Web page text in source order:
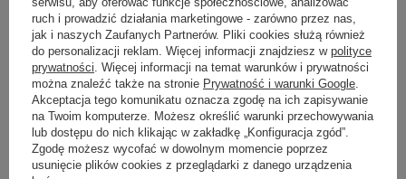
Napisz swoją opinię
Twoja ocena:
5/5
Treść twojej opinii
ruch i prowadzić działania marketingowe - zarówno przez nas,
jak i naszych Zaufanych Partnerów. Pliki cookies służą również
do personalizacji reklam. Więcej informacji znajdziesz w polityce
prywatności . Więcej informacji na temat warunków i prywatności
można znaleźć także na stronie Prywatność i warunki Google
Akceptacja tego komunikatu oznacza zgodę na ich zapisywanie
na Twoim komputerze. Możesz określić warunki przechowywania
lub dostępu do nich klikając w zakładkę „Konfiguracja zgód”.
Zgodę możesz wycofać w dowolnym momencie poprzez
usunięcie plików cookies z przeglądarki z danego urządzenia